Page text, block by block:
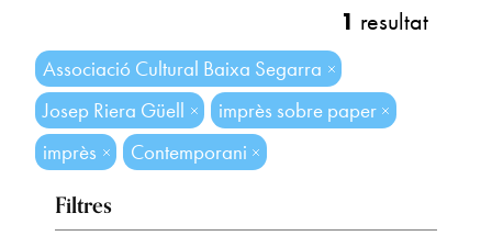
1 resultat
Associació Cultural Baixa Segarra
Josep Riera Güell
imprès sobre paper
imprès
Contemporani
Filtres